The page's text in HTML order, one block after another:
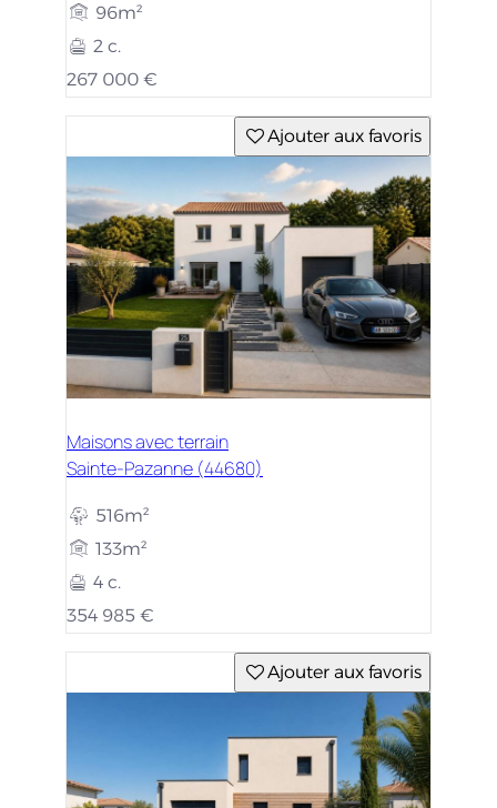
96m²
2 c.
267 000 €
Ajouter aux favoris
Maisons avec terrain
Sainte-Pazanne (44680)
516m²
133m²
4 c.
354 985 €
Ajouter aux favoris